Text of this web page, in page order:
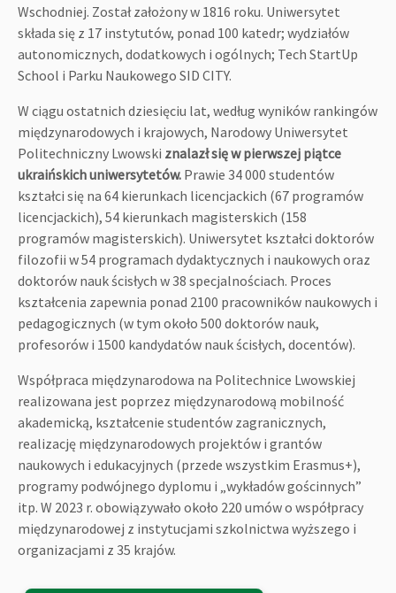
Wschodniej. Został założony w 1816 roku. Uniwersytet
składa się z 17 instytutów, ponad 100 katedr; wydziałów
autonomicznych, dodatkowych i ogólnych; Tech StartUp
School i Parku Naukowego SID CITY.
W ciągu ostatnich dziesięciu lat, według wyników rankingów
międzynarodowych i krajowych, Narodowy Uniwersytet
Politechniczny Lwowski znalazł się w pierwszej piątce
ukraińskich uniwersytetów. Prawie 34 000 studentów
kształci się na 64 kierunkach licencjackich (67 programów
licencjackich), 54 kierunkach magisterskich (158
programów magisterskich). Uniwersytet kształci doktorów
filozofii w 54 programach dydaktycznych i naukowych oraz
doktorów nauk ścisłych w 38 specjalnościach. Proces
kształcenia zapewnia ponad 2100 pracowników naukowych i
pedagogicznych (w tym około 500 doktorów nauk,
profesorów i 1500 kandydatów nauk ścisłych, docentów).
Współpraca międzynarodowa na Politechnice Lwowskiej
realizowana jest poprzez międzynarodową mobilność
akademicką, kształcenie studentów zagranicznych,
realizację międzynarodowych projektów i grantów
naukowych i edukacyjnych (przede wszystkim Erasmus+),
programy podwójnego dyplomu i „wykładów gościnnych”
itp. W 2023 r. obowiązywało około 220 umów o współpracy
międzynarodowej z instytucjami szkolnictwa wyższego i
organizacjami z 35 krajów.